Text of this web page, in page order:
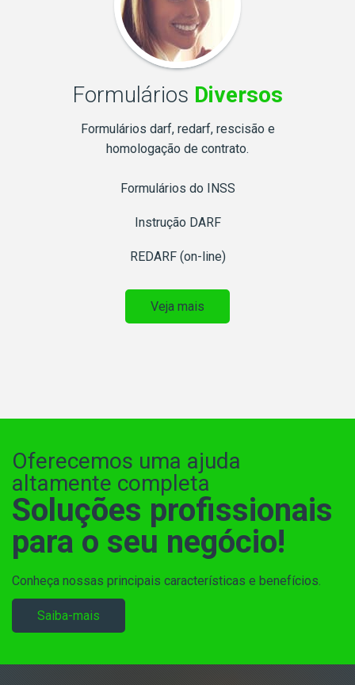
Formulários Diversos
Formulários darf, redarf, rescisão e
homologação de contrato.
Formulários do INSS
Instrução DARF
REDARF (on-line)
Veja mais
Oferecemos uma ajuda
altamente completa
Soluções profissionais
para o seu negócio!
Conheça nossas principais características e benefícios.
Saiba-mais